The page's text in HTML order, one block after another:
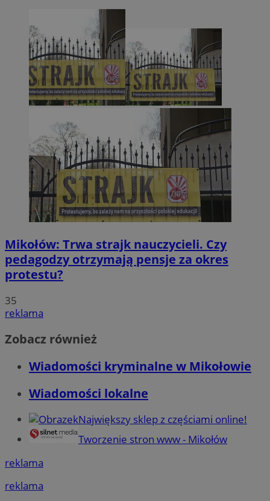
Mikołów: Trwa strajk nauczycieli. Czy
pedagodzy otrzymają pensje za okres
protestu?
35
reklama
Zobacz również
Wiadomości kryminalne w Mikołowie
Wiadomości lokalne
Największy sklep z częściami online!
Tworzenie stron www - Mikołów
reklama
reklama